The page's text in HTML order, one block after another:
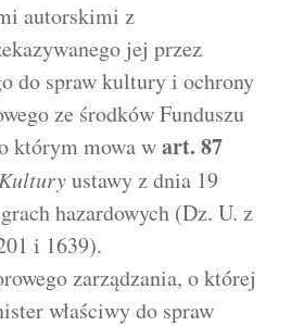
autorskimi z
jej przez
do spraw kultury i ochrony
ze środków Funduszu
którym mowa wart. 87
ustawy z dnia 19
hazardowych (Dz. U. z
i 1639).
zarządzania, o której
właściwy do spraw